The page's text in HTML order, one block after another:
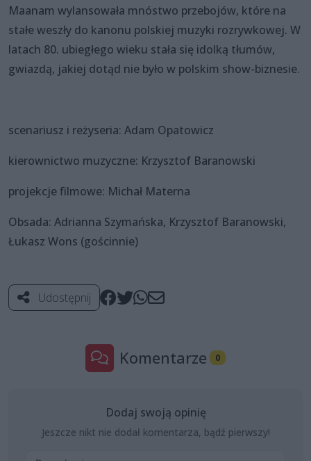
Maanam wylansowała mnóstwo przebojów, które na
stałe weszły do kanonu polskiej muzyki rozrywkowej. W
latach 80. ubiegłego wieku stała się idolką tłumów,
gwiazdą, jakiej dotąd nie było w polskim show-biznesie.
scenariusz i reżyseria: Adam Opatowicz
kierownictwo muzyczne: Krzysztof Baranowski
projekcje filmowe: Michał Materna
Obsada: Adrianna Szymańska, Krzysztof Baranowski,
Łukasz Wons (gościnnie)
Udostępnij
Komentarze 0
Dodaj swoją opinię
Jeszcze nikt nie dodał komentarza, bądź pierwszy!